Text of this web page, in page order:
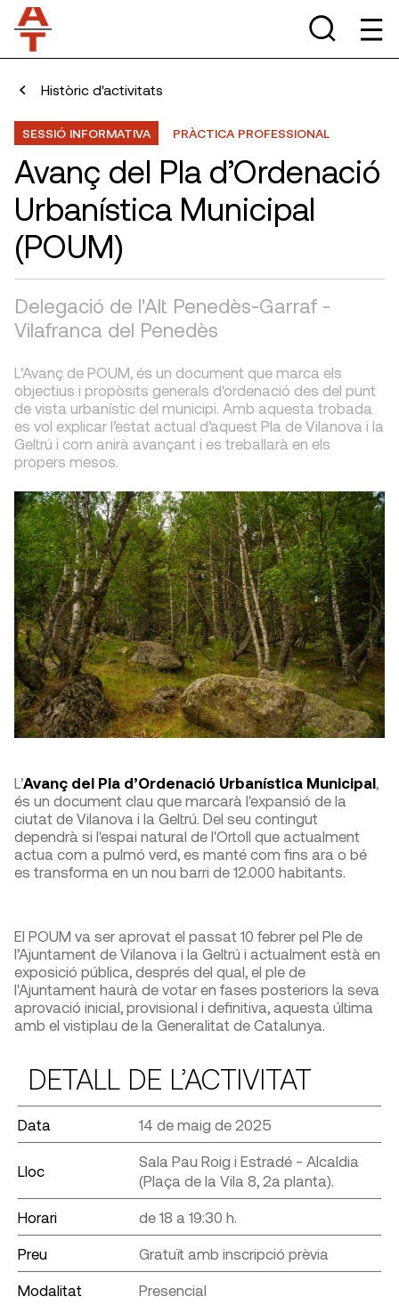
Històric d'activitats
SESSIÓ INFORMATIVA PRÀCTICA PROFESSIONAL
Avanç del Pla d’Ordenació
Urbanística Municipal
(POUM)
Delegació de l'Alt Penedès-Garraf -
Vilafranca del Penedès
L’Avanç de POUM, és un document que marca els
objectius i propòsits generals d'ordenació des del punt
de vista urbanístic del municipi. Amb aquesta trobada
es vol explicar l’estat actual d’aquest Pla de Vilanova i la
Geltrú i com anirà avançant i es treballarà en els
propers mesos.
L’Avanç del Pla d’Ordenació Urbanística Municipal,
és un document clau que marcarà l'expansió de la
ciutat de Vilanova i la Geltrú. Del seu contingut
dependrà si l'espai natural de l'Ortoll que actualment
actua com a pulmó verd, es manté com fins ara o bé
es transforma en un nou barri de 12.000 habitants.
El POUM va ser aprovat el passat 10 febrer pel Ple de
l’Ajuntament de Vilanova i la Geltrú i actualment està en
exposició pública, després del qual, el ple de
l'Ajuntament haurà de votar en fases posteriors la seva
aprovació inicial, provisional i definitiva, aquesta última
amb el vistiplau de la Generalitat de Catalunya.
DETALL DE L’ACTIVITAT
Data 14 de maig de 2025
Lloc
Sala Pau Roig i Estradé - Alcaldia
(Plaça de la Vila 8, 2a planta).
Horari de 18 a 19:30 h.
Preu Gratuït amb inscripció prèvia
Modalitat Presencial